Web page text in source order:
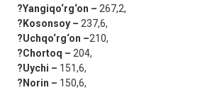
?Yangiqo‘rg‘on – 267,2,
?Kosonsoy – 237,6,
?Uchqo‘rg‘on –210,
?Chortoq – 204,
?Uychi – 151,6,
?Norin – 150,6,